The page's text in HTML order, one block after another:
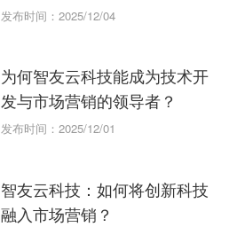
发布时间：2025/12/04
为何智友云科技能成为技术开
发与市场营销的领导者？
发布时间：2025/12/01
智友云科技：如何将创新科技
融入市场营销？